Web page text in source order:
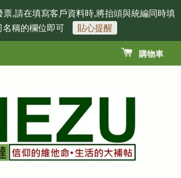
票,請在填寫客戶資料時,將抬頭與統編同時填
名稱的欄位即可
貼心提醒
購物車